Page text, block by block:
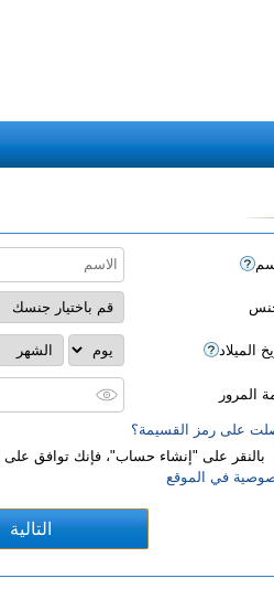
الميلاد
المرور
على رمز القسيمة؟
بالنقر على "‏إنشاء حساب‏"، فإنك توافق على
في الموقع